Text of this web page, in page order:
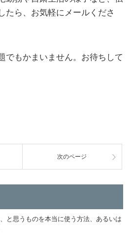
たら、お気軽にメールくださ
でもかまいません。お待ちして
次のページ
と思うものを本当に使う方法、あるいは